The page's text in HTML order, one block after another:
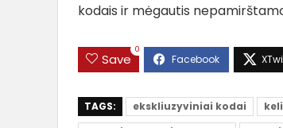
kodais ir mėgautis
Save
0
TAGS: ekskliuzyviniai kodai